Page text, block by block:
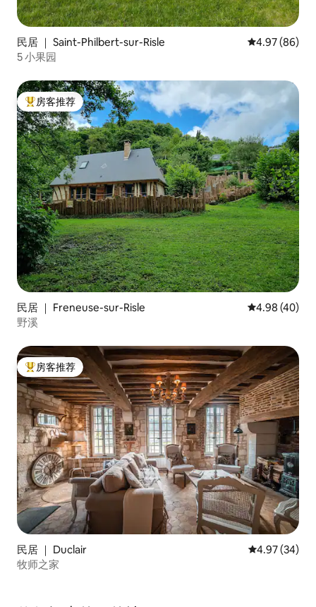
民居 ｜ Saint-Philbert-sur-Risle 平均评分 4.97
4.97 (86)
5 小果园
热门「房客推荐」
房客推荐
民居 ｜ Freneuse-sur-Risle 平均评分
4.98 (40)
野溪
热门「房客推荐」
房客推荐
民居 ｜ Duclair 平均评分
4.97 (34)
牧师之家